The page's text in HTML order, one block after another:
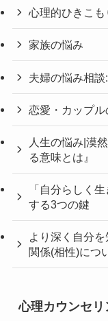
心理的ひきこ
家族の悩み
夫婦の悩み相
恋愛・カップ
人生の悩み|漠
る意味とは』
「自分らしく
する3つの鍵
より深く自分
関係(相性)につ
心理カウンセ